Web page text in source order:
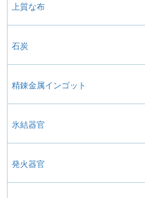
上質な布
石炭
精錬金属インゴット
氷結器官
発火器官